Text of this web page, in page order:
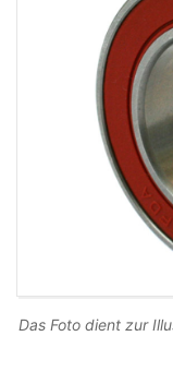
Das Foto dient zur